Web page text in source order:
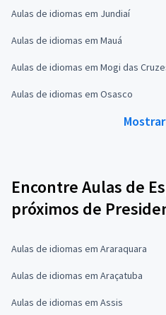
Aulas de idiomas em Jundiaí
Aulas de idiomas em Mauá
Aulas de idiomas em Mogi das
Aulas de idiomas em Osasco
Encontre Aulas de
próximos de
Aulas de idiomas em Araraquara
Aulas de idiomas em Araçatuba
Aulas de idiomas em Assis